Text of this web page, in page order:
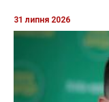
31 липня 2026